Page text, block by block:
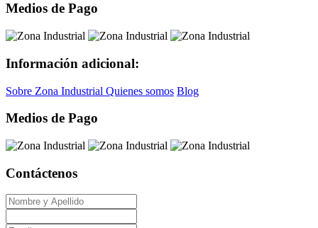
Medios de Pago
Información adicional:
Sobre Zona Industrial Quienes somos Blog
Medios de Pago
Contáctenos